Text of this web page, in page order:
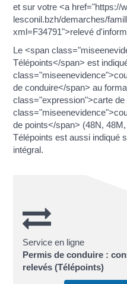
et sur votre <a href="https://
lesconil.bzh/demarches/
xml=F34791">relevé
Le <span
Télépoints</span> est
de conduire</span> au
class="expression">carte
de points</span> (48N,
Télépoints est aussi indiqué
intégral.
Service en ligne
Permis de conduire :
relevés (Télépoints)